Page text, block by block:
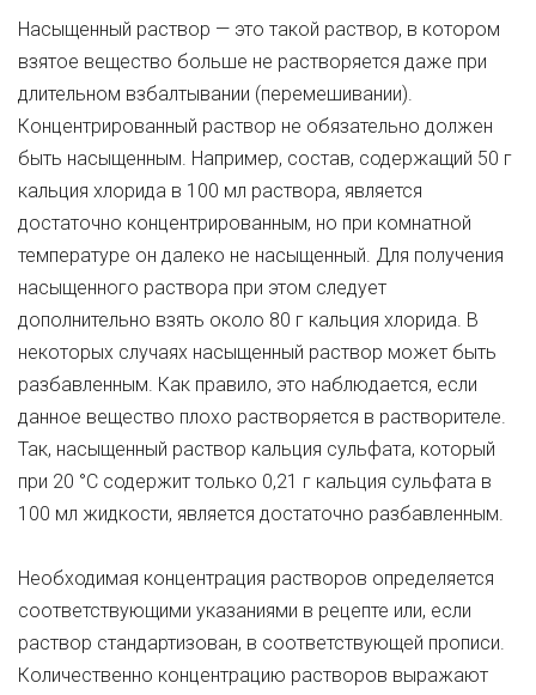
Насыщенный раствор — это такой раствор, в котором
взятое вещество больше не растворяется даже при
длительном взбалтывании (перемешивании).
Концентрированный раствор не обязательно должен
быть насыщенным. Например, состав, содержащий 50 г
кальция хлорида в 100 мл раствора, является
достаточно концентрированным, но при комнатной
температуре он далеко не насыщенный. Для получения
насыщенного раствора при этом следует
дополнительно взять около 80 г кальция хлорида. В
некоторых случаях насыщенный раствор может быть
разбавленным. Как правило, это наблюдается, если
данное вещество плохо растворяется в растворителе.
Так, насыщенный раствор кальция сульфата, который
при 20 °С содержит только 0,21 г кальция сульфата в
100 мл жидкости, является достаточно разбавленным.
Необходимая концентрация растворов определяется
соответствующими указаниями в рецепте или, если
раствор стандартизован, в соответствующей прописи.
Количественно концентрацию растворов выражают